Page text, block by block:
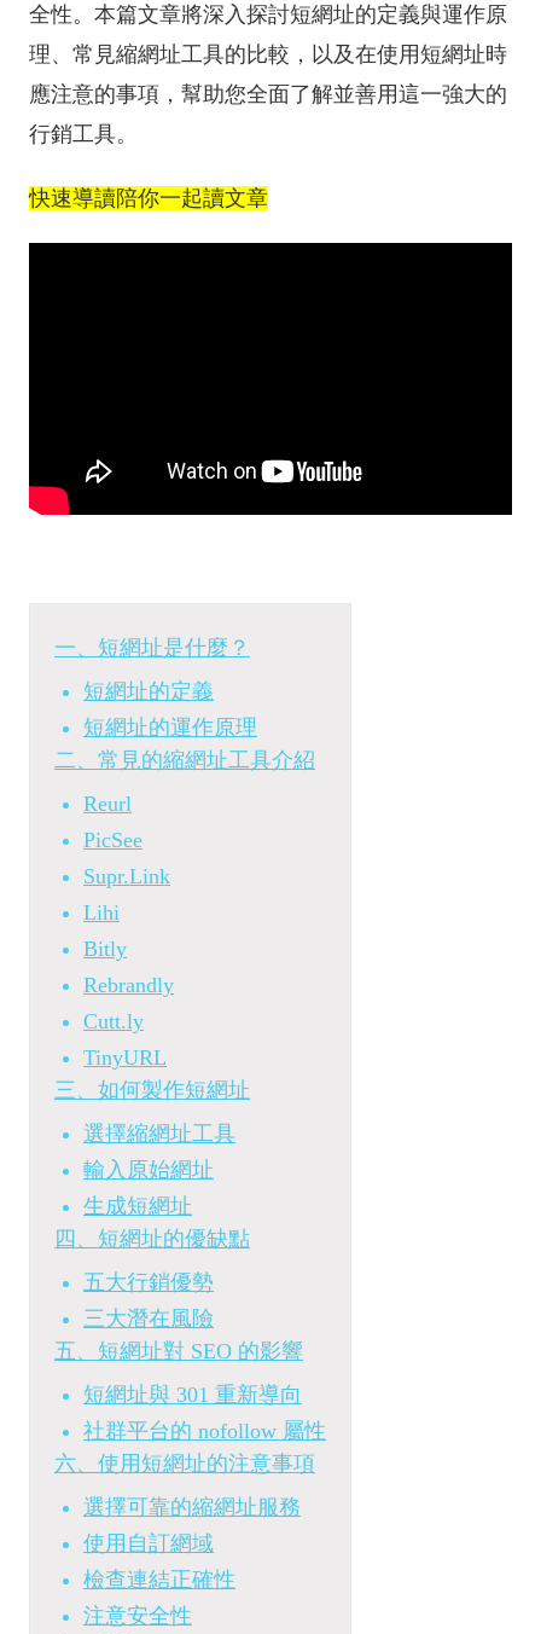
全性。本篇文章將深入探討短網址的定義與運作原
理、常見縮網址工具的比較，以及在使用短網址時
應注意的事項，幫助您全面了解並善用這一強大的
行銷工具。
快速導讀陪你一起讀文章
一、短網址是什麼？
短網址的定義
短網址的運作原理
二、常見的縮網址工具介紹
Reurl
PicSee
Supr.Link
Lihi
Bitly
Rebrandly
Cutt.ly
TinyURL
三、如何製作短網址
選擇縮網址工具
輸入原始網址
生成短網址
四、短網址的優缺點
五大行銷優勢
三大潛在風險
五、短網址對 SEO 的影響
短網址與 301 重新導向
社群平台的 nofollow 屬性
六、使用短網址的注意事項
選擇可靠的縮網址服務
使用自訂網域
檢查連結正確性
注意安全性